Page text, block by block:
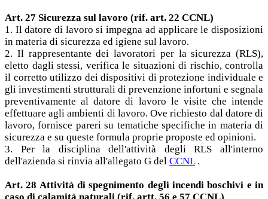
Art. 27 Sicurezza sul lavoro (rif. art. 22 CCNL)
1. Il datore di lavoro si impegna ad applicare le disposizioni
in materia di sicurezza ed igiene sul lavoro.
2. Il rappresentante dei lavoratori per la sicurezza (RLS),
eletto dagli stessi, verifica le situazioni di rischio, controlla
il corretto utilizzo dei dispositivi di protezione individuale e
gli investimenti strutturali di prevenzione infortuni e segnala
preventivamente al datore di lavoro le visite che intende
effettuare agli ambienti di lavoro. Ove richiesto dal datore di
lavoro, fornisce pareri su tematiche specifiche in materia di
sicurezza e su queste formula proprie proposte ed opinioni.
3. Per la disciplina dell'attività degli RLS all'interno
dell'azienda si rinvia all'allegato G del CCNL.
Art. 28 Attività di spegnimento degli incendi boschivi e in
caso di calamità naturali (rif. artt. 56 e 57 CCNL)